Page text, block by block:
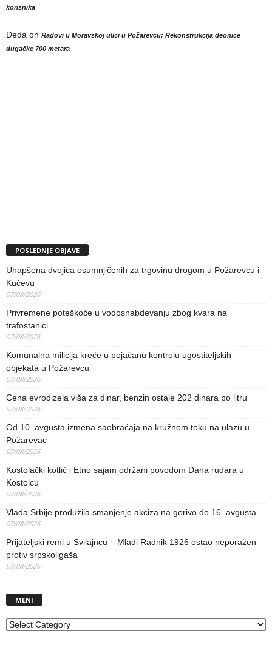
korisnika
Deda on Radovi u Moravskoj ulici u Požarevcu: Rekonstrukcija deonice
dugačke 700 metara
POSLEDNJE OBJAVE
Uhapšena dvojica osumnjičenih za trgovinu drogom u Požarevcu i
Kučevu
07/08/2026
Privremene poteškoće u vodosnabdevanju zbog kvara na
trafostanici
07/08/2026
Komunalna milicija kreće u pojačanu kontrolu ugostiteljskih
objekata u Požarevcu
07/08/2026
Cena evrodizela viša za dinar, benzin ostaje 202 dinara po litru
07/08/2026
Od 10. avgusta izmena saobraćaja na kružnom toku na ulazu u
Požarevac
07/08/2026
Kostolački kotlić i Etno sajam održani povodom Dana rudara u
Kostolcu
07/08/2026
Vlada Srbije produžila smanjenje akciza na gorivo do 16. avgusta
07/08/2026
Prijateljski remi u Svilajncu – Mladi Radnik 1926 ostao neporažen
protiv srpskoligaša
07/08/2026
MENI
MENI